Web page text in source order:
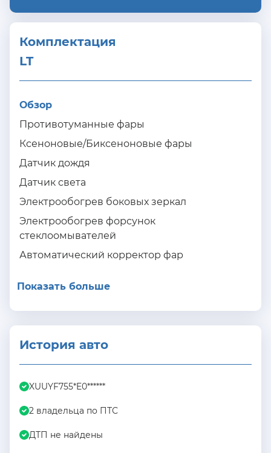
Комплектация
LT
Обзор
Противотуманные фары
Ксеноновые/Биксеноновые фары
Датчик дождя
Датчик света
Электрообогрев боковых зеркал
Электрообогрев форсунок
стеклоомывателей
Автоматический корректор фар
Показать больше
История авто
XUUYF755*E0******
2 владельца по ПТС
ДТП не найдены